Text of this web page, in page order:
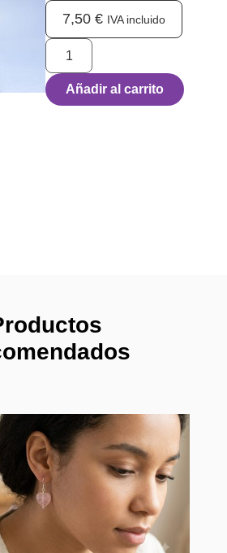
7,50 € IVA incluido
Añadir al carrito